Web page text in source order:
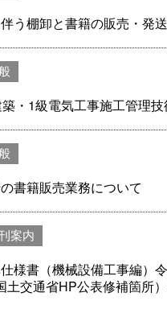
伴う棚卸と書籍の販売・発
・1級電気工事施工管理
書籍販売業務について
案内
様書（機械設備工事編）
土交通省HP公表修補箇所